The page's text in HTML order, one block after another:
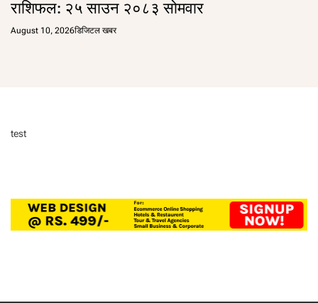
राशिफल: २५ साउन २०८३ सोमवार
August 10, 2026डिजिटल खबर
test